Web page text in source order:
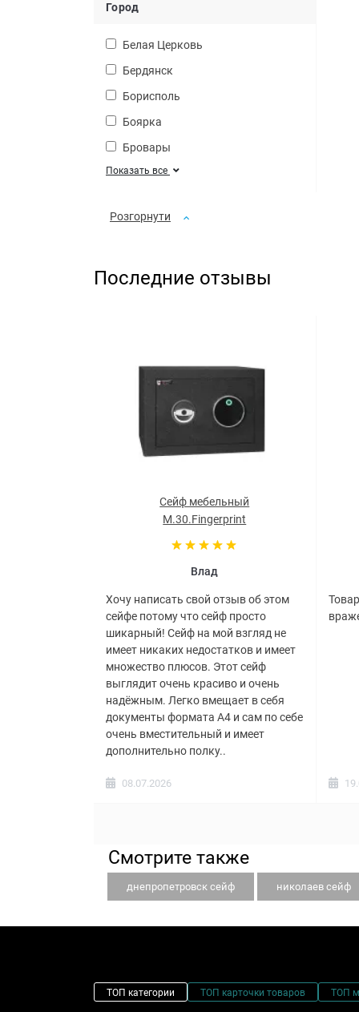
Город
Белая Церковь
Бердянск
Борисполь
Боярка
Бровары
Показать все
Розгорнути
Последние отзывы
Сейф мебельный
M.30.Fingerprint
Влад
Хочу написать свой отзыв об этом
сейфе потому что сейф просто
шикарный! Сейф на мой взгляд не
имеет никаких недостатков и имеет
множество плюсов. Этот сейф
выглядит очень красиво и очень
надёжным. Легко вмещает в себя
документы формата А4 и сам по себе
очень вместительный и имеет
дополнительно полку..
08.07.2026
Смотрите также
днепропетровск сейф николаев сейф
ТОП категории ТОП карточки товаров ТОП